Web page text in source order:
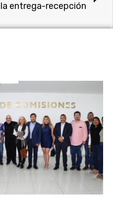
entrega-recepción